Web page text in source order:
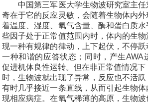
中国第三军医大学生物波研究室主任
奇在于它的反应灵敏，会随着生物体内
着温度、湿度、氧气含量、酶和蛋白质
些因子处于正常值范围内时，体内的生
现一种有规律的律动，上下起伏，不停
一种和谐的应答状态；同时，产生AWA
促进机体良性运转。但在非正常值情况
时，生物波就出现了异常，反应也不活
有时几乎接近一条直线，从而引起生物
现相应病症。在氧气稀薄的高原，生物